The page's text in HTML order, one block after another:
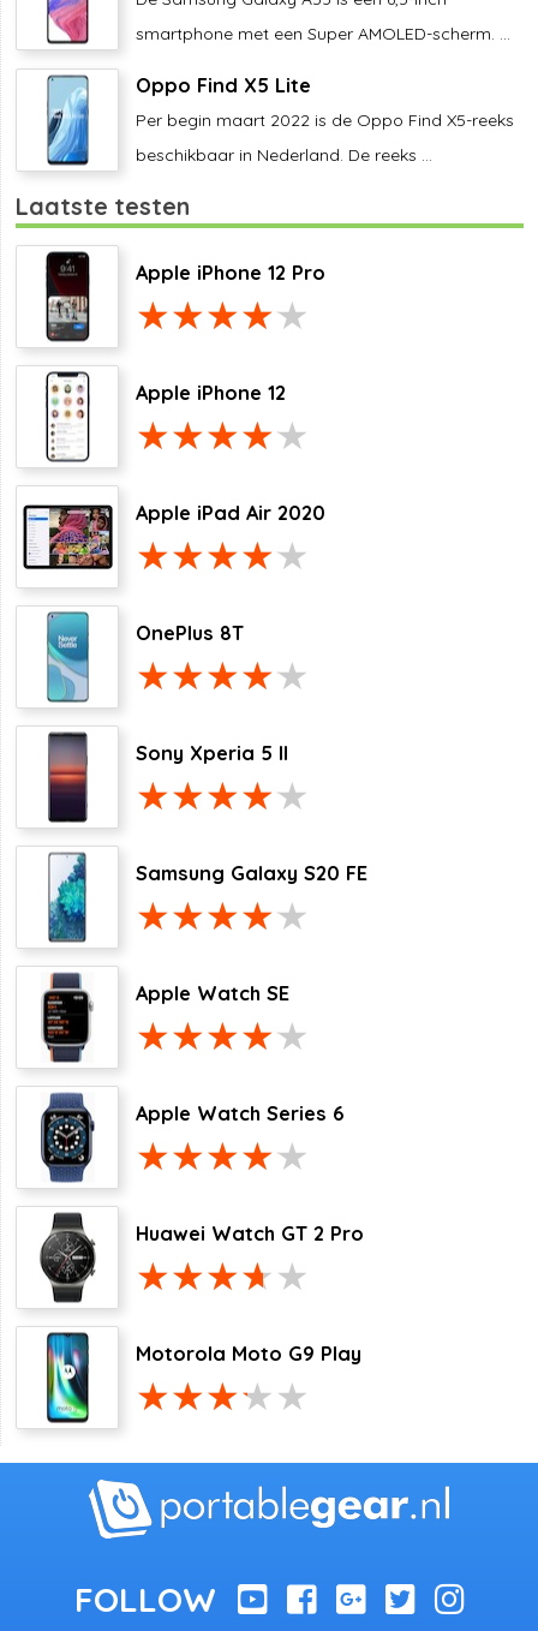
smartphone met een Super AMOLED-scherm. ...
Oppo Find X5 Lite
Per begin maart 2022 is de Oppo Find X5-reeks
beschikbaar in Nederland. De reeks ...
Laatste testen
Apple iPhone 12 Pro
Apple iPhone 12
Apple iPad Air 2020
OnePlus 8T
Sony Xperia 5 II
Samsung Galaxy S20 FE
Apple Watch SE
Apple Watch Series 6
Huawei Watch GT 2 Pro
Motorola Moto G9 Play